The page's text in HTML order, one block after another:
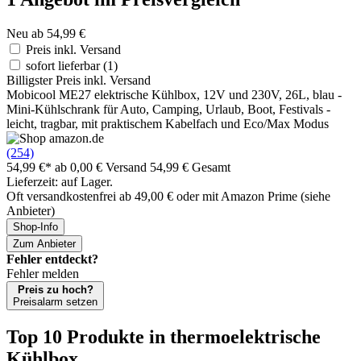
Neu ab 54,99 €
Preis inkl. Versand
sofort lieferbar(1)
Billigster Preis inkl. Versand
Mobicool ME27 elektrische Kühlbox, 12V und 230V, 26L, blau -
Mini-Kühlschrank für Auto, Camping, Urlaub, Boot, Festivals -
leicht, tragbar, mit praktischem Kabelfach und Eco/Max Modus
(254)
54,99 €* ab 0,00 € Versand 54,99 € Gesamt
Lieferzeit: auf Lager.
Oft versandkostenfrei ab 49,00 € oder mit Amazon Prime (siehe
Anbieter)
Shop-Info
Zum Anbieter
Fehler entdeckt?
Fehler melden
Preis zu hoch?
Preisalarm setzen
Top 10 Produkte in thermoelektrische